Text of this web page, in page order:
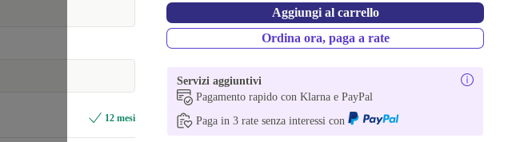
12 mesi
Aggiungi al carrello
Ordina ora, paga a rate
Servizi aggiuntivi
Pagamento rapido con Klarna e PayPal
Paga in 3 rate senza interessi con